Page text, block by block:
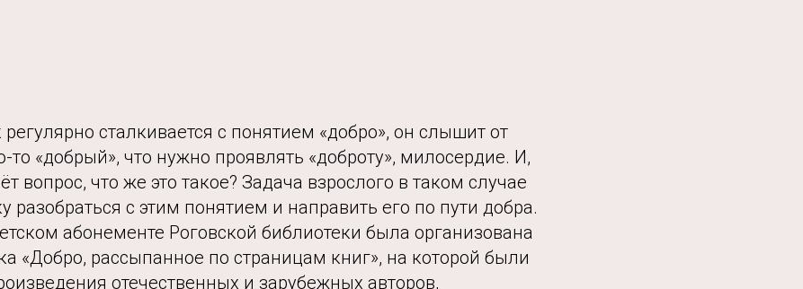
сталкивается с понятием «добро», он слышит от
то «добрый», что нужно проявлять «доброту», милосердие. И,
вопрос, что же это такое? Задача взрослого в таком случае
разобраться с этим понятием и направить его по пути добра.
абонементе Роговской библиотеки была организована
«Добро, рассыпанное по страницам книг», на которой были
отечественных и зарубежных авторов,